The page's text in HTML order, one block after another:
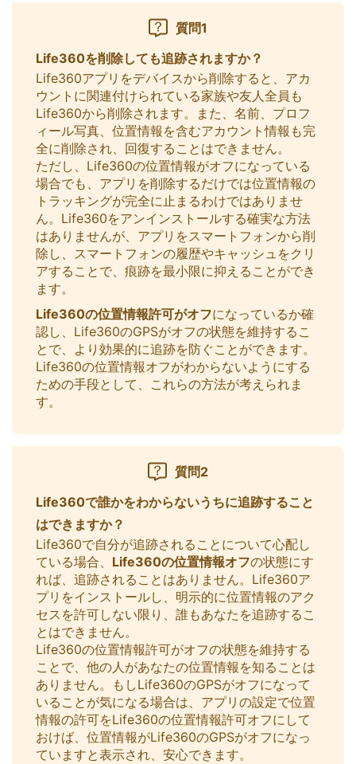
質問1
Life360を削除しても追跡されますか？
Life360アプリをデバイスから削除すると、アカ
ウントに関連付けられている家族や友人全員も
Life360から削除されます。また、名前、プロフ
ィール写真、位置情報を含むアカウント情報も完
全に削除され、回復することはできません。
ただし、Life360の位置情報がオフになっている
場合でも、アプリを削除するだけでは位置情報の
トラッキングが完全に止まるわけではありませ
ん。Life360をアンインストールする確実な方法
はありませんが、アプリをスマートフォンから削
除し、スマートフォンの履歴やキャッシュをクリ
アすることで、痕跡を最小限に抑えることができ
ます。
Life360の位置情報許可がオフになっているか確
認し、Life360のGPSがオフの状態を維持するこ
とで、より効果的に追跡を防ぐことができます。
Life360の位置情報オフがわからないようにする
ための手段として、これらの方法が考えられま
す。
質問2
Life360で誰かをわからないうちに追跡すること
はできますか？
Life360で自分が追跡されることについて心配し
ている場合、 Life360の位置情報オフの状態にす
れば、追跡されることはありません。Life360ア
プリをインストールし、明示的に位置情報のアク
セスを許可しない限り、誰もあなたを追跡するこ
とはできません。
Life360の位置情報許可がオフの状態を維持する
ことで、他の人があなたの位置情報を知ることは
ありません。もしLife360のGPSがオフになって
いることが気になる場合は、アプリの設定で位置
情報の許可をLife360の位置情報許可オフにして
おけば、位置情報がLife360のGPSがオフになっ
ていますと表示され、安心できます。